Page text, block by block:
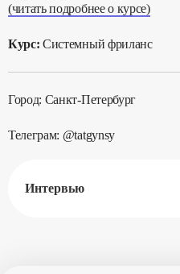
(читать подробнее о курсе)
Курс:Системный фриланс
Город: Санкт-Петербург
Телеграм: @tatgynsy
Интервью